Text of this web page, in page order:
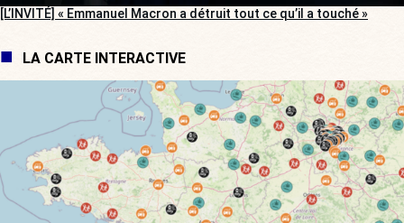
[L’INVITÉ] « Emmanuel Macron a détruit tout ce qu’il a touché »
LA CARTE INTERACTIVE